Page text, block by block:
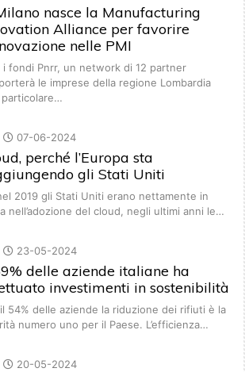
nasce la Manufacturing
Alliance per favorire
nelle PMI
i fondi Pnrr, un network di 12 partner
le imprese della regione Lombardia
07-06-2024
perché l’Europa sta
gli Stati Uniti
2019 gli Stati Uniti erano nettamente in
nell’adozione del cloud, negli ultimi anni le…
23-05-2024
delle aziende italiane ha
investimenti in sostenibilità
54% delle aziende la riduzione dei rifiuti è la
numero uno per il Paese. L’efficienza…
20-05-2024